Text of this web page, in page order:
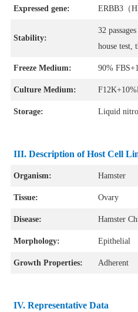
Expressed gene: ERBB3（
Stability:
32
house test,
Freeze Medium: 90%
Culture Medium:
Storage: Liquid
III. Description of Host Cell
Organism: Hamster
Tissue: Ovary
Disease: Hamster
Morphology: Epithelial
Growth Properties: Adherent
IV. Representative Data